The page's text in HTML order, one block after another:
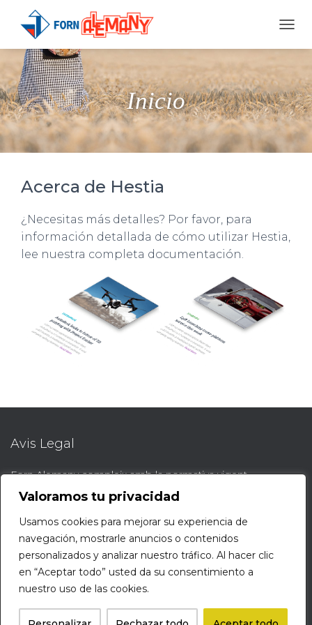
Valoramos tu privacidad
Usamos cookies para mejorar su experiencia de
navegación, mostrarle anuncios o contenidos
personalizados y analizar nuestro tráfico. Al hacer clic
en “Aceptar todo” usted da su consentimiento a
nuestro uso de las cookies.
O
E
N
V
I
N
Inicio
Acerca de Hestia
¿Necesitas más detalles? Por favor, para
información detallada de cómo utilizar Hestia,
lee nuestra completa documentación.
Avis Legal
Forn Alemany compleix amb la normativa vigent.
AVÍS LEGAL
Protocol de denúncies
Protocol denúncies web
Hestia | Developed byThemeIsle